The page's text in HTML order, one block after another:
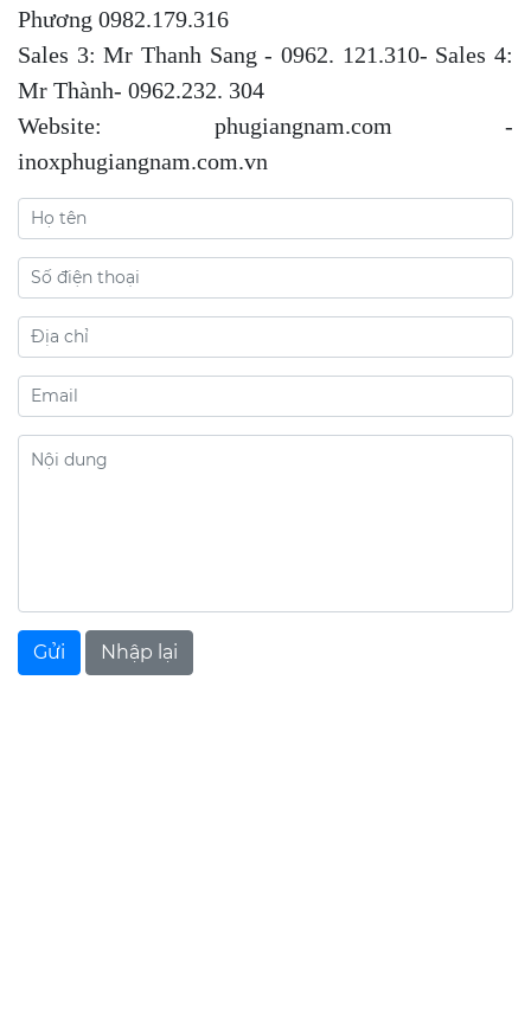
Phương 0982.179.316
Sales 3: Mr Thanh Sang - 0962. 121.310- Sales 4:
Mr Thành- 0962.232. 304
Website: phugiangnam.com -
inoxphugiangnam.com.vn